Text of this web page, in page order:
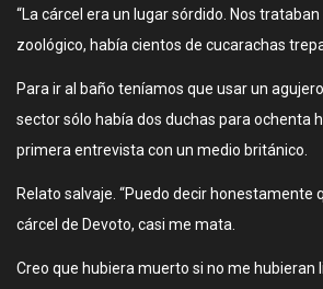
“La cárcel era un lugar sórdido. Nos
zoológico, había cientos de cucarachas
Para ir al baño teníamos que usar un
sector sólo había dos duchas para ochenta
primera entrevista con un medio británico.
Relato salvaje. “Puedo decir honestamente
cárcel de Devoto, casi me mata.
Creo que hubiera muerto si no me hubieran